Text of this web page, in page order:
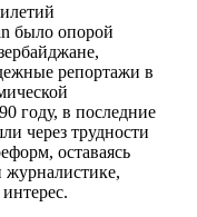
было опорой
репортажи в
году, в последние
через трудности
оставаясь